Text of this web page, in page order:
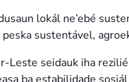
lokál ne’ebé
sustentável,
Leste seidauk iha